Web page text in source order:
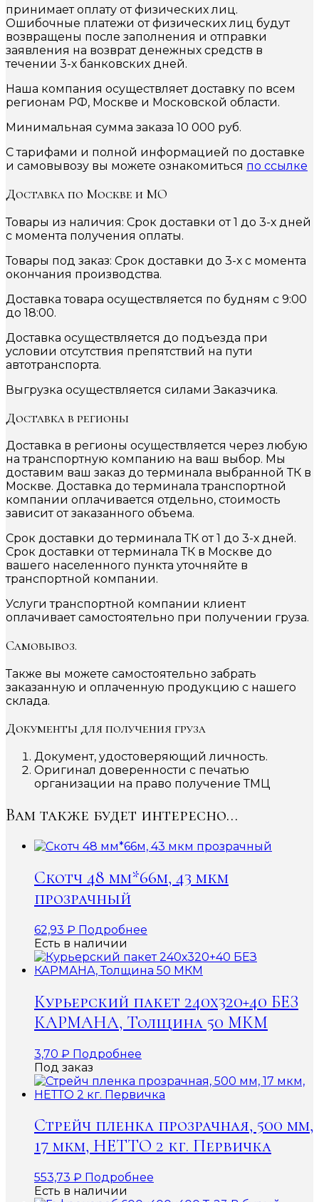
принимает оплату от физических лиц.
Ошибочные платежи от физических лиц будут
возвращены после заполнения и отправки
заявления на возврат денежных средств в
течении 3-х банковских дней.
Наша компания осуществляет доставку по всем
регионам РФ, Москве и Московской области.
Минимальная сумма заказа 10 000 руб.
С тарифами и полной информацией по доставке
и самовывозу вы можете ознакомиться по ссылке
Доставка по Москве и МО
Товары из наличия: Срок доставки от 1 до 3-х дней
с момента получения оплаты.
Товары под заказ: Срок доставки до 3-х с момента
окончания производства.
Доставка товара осуществляется по будням с 9:00
до 18:00.
Доставка осуществляется до подъезда при
условии отсутствия препятствий на пути
автотранспорта.
Выгрузка осуществляется силами Заказчика.
Доставка в регионы
Доставка в регионы осуществляется через любую
на транспортную компанию на ваш выбор. Мы
доставим ваш заказ до терминала выбранной ТК в
Москве. Доставка до терминала транспортной
компании оплачивается отдельно, стоимость
зависит от заказанного объема.
Срок доставки до терминала ТК от 1 до 3-х дней.
Срок доставки от терминала ТК в Москве до
вашего населенного пункта уточняйте в
транспортной компании.
Услуги транспортной компании клиент
оплачивает самостоятельно при получении груза.
Самовывоз.
Также вы можете самостоятельно забрать
заказанную и оплаченную продукцию с нашего
склада.
Документы для получения груза
Документ, удостоверяющий личность.
Оригинал доверенности с печатью
организации на право получение ТМЦ
Вам также будет интересно…
Скотч 48 мм*66м, 43 мкм
прозрачный
62,93 ₽ Подробнее
Есть в наличии
Курьерский пакет 240х320+40 БЕЗ
КАРМАНА, Толщина 50 МКМ
3,70 ₽ Подробнее
Под заказ
Стрейч пленка прозрачная, 500 мм,
17 мкм, НЕТТО 2 кг. Первичка
553,73 ₽ Подробнее
Есть в наличии